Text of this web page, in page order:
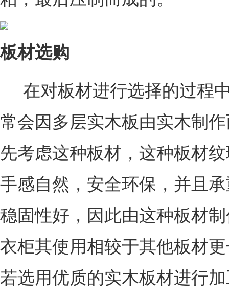
板材选购
在对板材进行选择的过程
常会因多层实木板由实木制
先考虑这种板材，这种板材
手感自然，安全环保，并且
稳固性好，因此由这种板材
衣柜其使用相较于其他板材
若选用优质的实木板材进行